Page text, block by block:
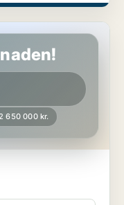
650 000 kr.